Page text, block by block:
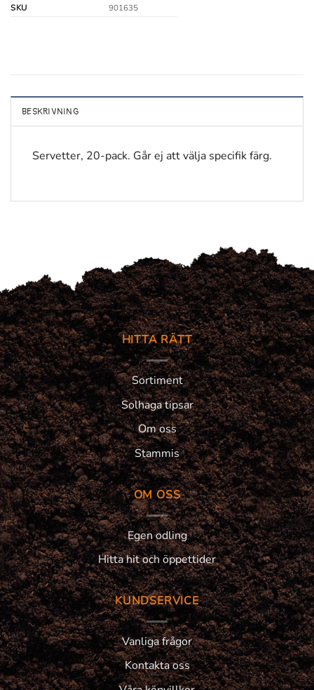
SKU
901635
BESKRIVNING
Servetter, 20-pack. Går ej att välja specifik färg.
HITTA RÄTT
Sortiment
Solhaga tipsar
Om oss
Stammis
OM OSS
Egen odling
Hitta hit och öppettider
KUNDSERVICE
Vanliga frågor
Kontakta oss